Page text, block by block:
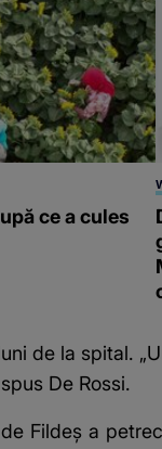
ce a cules
de la spital.
De Rossi.
Fildeș a